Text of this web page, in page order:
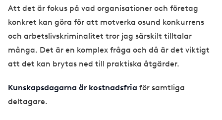
Att det är fokus på vad organisationer och företag
konkret kan göra för att motverka osund konkurrens
och arbetslivskriminalitet tror jag särskilt tilltalar
många. Det är en komplex fråga och då är det viktigt
att det kan brytas ned till praktiska åtgärder.
Kunskapsdagarna är kostnadsfria för samtliga
deltagare.